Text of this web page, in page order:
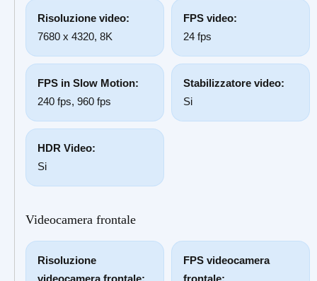
Risoluzione video:
7680 x 4320, 8K
FPS video:
24 fps
FPS in Slow Motion:
240 fps, 960 fps
Stabilizzatore video:
Si
HDR Video:
Si
Videocamera frontale
Risoluzione
videocamera frontale:
FPS videocamera
frontale: